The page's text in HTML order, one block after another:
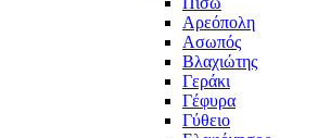
Αρεόπολη
Ασωπός
Βλαχιώτης
Γεράκι
Γέφυρα
Γύθειο